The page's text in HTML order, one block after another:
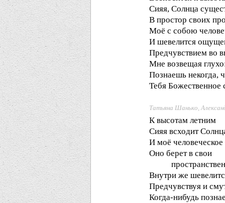
Сияя, Солнца
В простор своих
Моё с собою
И шевелится
Предчувствием во
Мне возвещая
Познаешь некогда,
Тебя Божественное
Татьяна Шанько,
К высотам летним
Сияя всходит
И моё человеческое
Оно берет в свои
Внутри же
Предчувствуя и
Когда-нибудь